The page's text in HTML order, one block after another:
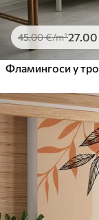
45.00€/m²27.00